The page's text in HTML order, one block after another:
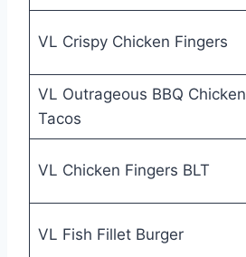
VL Crispy Chicken Fingers
VL Outrageous BBQ Chicken
Tacos
VL Chicken Fingers BLT
VL Fish Fillet Burger